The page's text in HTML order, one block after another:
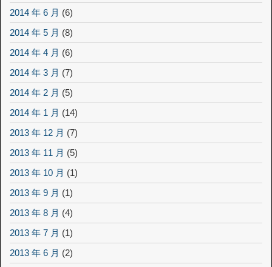
2014 年 6 月 (6)
2014 年 5 月 (8)
2014 年 4 月 (6)
2014 年 3 月 (7)
2014 年 2 月 (5)
2014 年 1 月 (14)
2013 年 12 月 (7)
2013 年 11 月 (5)
2013 年 10 月 (1)
2013 年 9 月 (1)
2013 年 8 月 (4)
2013 年 7 月 (1)
2013 年 6 月 (2)